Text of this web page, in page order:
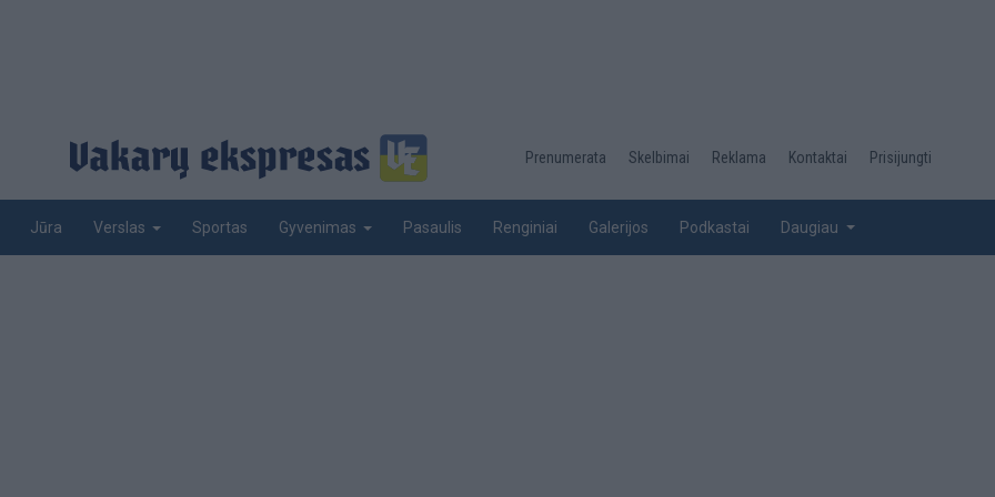
Desktop
top
Prenumerata Skelbimai Reklama Kontaktai Prisijungti
Jūra Verslas Sportas Gyvenimas Pasaulis Renginiai Galerijos Podkastai Daugiau